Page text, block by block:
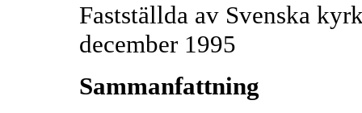
Fastställda av Svenska
december 1995
Sammanfattning